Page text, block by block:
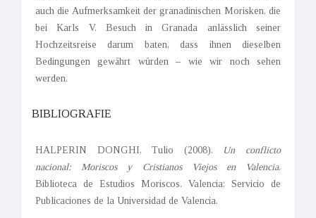
auch die Aufmerksamkeit der granadinischen Morisken, die
bei Karls V. Besuch in Granada anlässlich seiner
Hochzeitsreise darum baten, dass ihnen dieselben
Bedingungen gewährt würden – wie wir noch sehen
werden.
BIBLIOGRAFIE
HALPERIN DONGHI, Tulio (2008).
Un conflicto
nacional: Moriscos y Cristianos Viejos en Valencia.
Biblioteca de Estudios Moriscos. Valencia: Servicio de
Publicaciones de la Universidad de Valencia.